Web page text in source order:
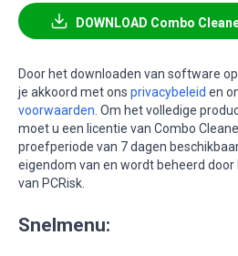
DOWNLOAD Combo
Door het downloaden van software
je akkoord met ons privacybeleid en
voorwaarden . Om het volledige
moet u een licentie van Combo
proefperiode van 7 dagen
eigendom van en wordt beheerd door
van PCRisk.
Snelmenu: